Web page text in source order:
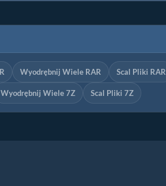
Wyodrębnij Wiele RAR Scal Pliki RAR
Wyodrębnij Wiele 7Z Scal Pliki 7Z